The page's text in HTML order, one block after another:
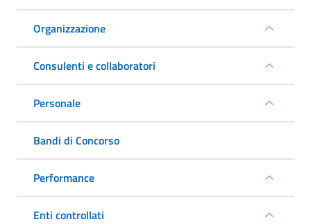
Organizzazione
Consulenti e collaboratori
Personale
Bandi di Concorso
Performance
Enti controllati